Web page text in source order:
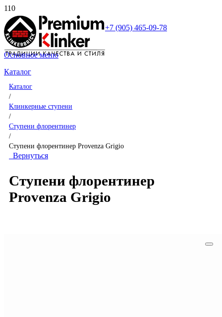
+7 (905) 465-09-78
Основное меню
Каталог
Каталог
/
Клинкерные ступени
/
Ступени флорентинер
/
Ступени флорентинер Provenza Grigio
Вернуться
Ступени флорентинер
Provenza Grigio